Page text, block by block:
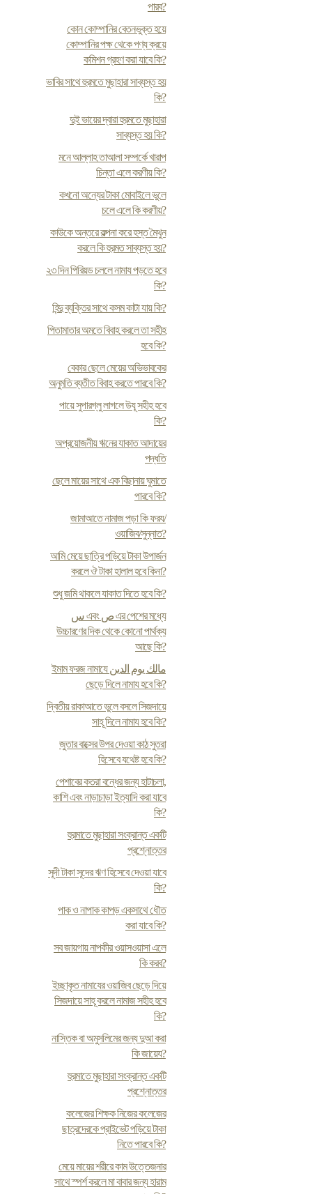
পারব?
কোন কোম্পানির বেতনভুক্ত হয়ে
কোম্পানির পক্ষ থেকে পণ্য ক্রয়ে
কমিশন গ্রহণ করা যাবে কি?
ভাবির সাথে হুরমতে মুছাহারা সাব্যস্ত হয়
কি?
দুই ভায়ের দ্বারা হুরমতে মুছাহারা
সাব্যস্ত হয় কি?
মনে আল্লাহ তাআলা সম্পর্কে খারাপ
চিন্তা এলে করণীয় কি?
কখনো অন্যের টাকা মোবাইলে ভুলে
চলে এলে কি করণীয়?
কাউকে অন্তরে কল্পনা করে হস্ত মৈথুন
করলে কি হুরমত সাব্যস্ত হয়?
২৩ দিন পিরিয়ড চললে নামায পড়তে হবে
কি?
হিন্দু ব্যক্তির সাথে কসম কাটা যায় কি?
পিতামাতার অমতে বিবাহ করলে তা সহীহ
হবে কি?
বেকার ছেলে মেয়ের অভিভাবকের
অনুমতি ব্যতীত বিবাহ করতে পারবে কি?
পায়ে সুপারগ্লু লাগলে উযূ সহীহ হবে
কি?
অপ্রয়োজনীয় ঋনের যাকাত আদায়ের
পদ্ধতি
ছেলে মায়ের সাথে এক বিছানায় ঘুমাতে
পারবে কি?
জামাআতে নামাজ পড়া কি ফরয/
ওয়াজিব/সুন্নাত?
আমি মেয়ে ছাত্রি পড়িয়ে টাকা উপার্জন
করলে ঔ টাকা হালাল হবে কিনা?
শুধু জমি থাকলে যাকাত দিতে হবে কি?
س এবং ص এর পেশের মধ্যে
উচ্চারণের দিক থেকে কোনো পার্থক্য
আছে কি?
ইমাম ফরজ নামাযে مالك يوم الدين
ছেড়ে দিলে নামায হবে কি?
দ্বিতীয় রাকাআতে ভুলে বসলে সিজদায়ে
সাহূ দিলে নামায হবে কি?
জুতার বাক্সের উপর দেওয়া কাঠ সুতরা
হিসেবে যথেষ্ট হবে কি?
পেশাবের কতরা বন্ধের জন্য হাটাচলা,
কাশি এবং নাড়াচাড়া ইত্যাদি করা যাবে
কি?
হুরমাতে মুছাহারা সংক্রান্ত একটি
প্রশ্নোত্তর
সূদী টাকা সূদের ঋণ হিসেবে দেওয়া যাবে
কি?
পাক ও নাপাক কাপড় একসাথে ধৌত
করা যাবে কি?
সব জায়গায় নাপকীর ওয়াসওয়াসা এলে
কি করব?
ইচ্ছাকৃত নামাযের ওয়াজিব ছেড়ে দিয়ে
সিজদায়ে সাহূ করলে নামাজ সহীহ হবে
কি?
নাস্তিক বা অমুসলিমের জন্য দুআ করা
কি জায়েয?
হুরমাতে মুছাহারা সংক্রান্ত একটি
প্রশ্নোত্তর
কলেজের শিক্ষক নিজের কলেজের
ছাত্রদেরকে প্রাইভেট পড়িয়ে টাকা
নিতে পারবে কি?
মেয়ে মায়ের শরীরে কাম উত্তেজনার
সাথে স্পর্শ করলে মা বাবার জন্য হারাম